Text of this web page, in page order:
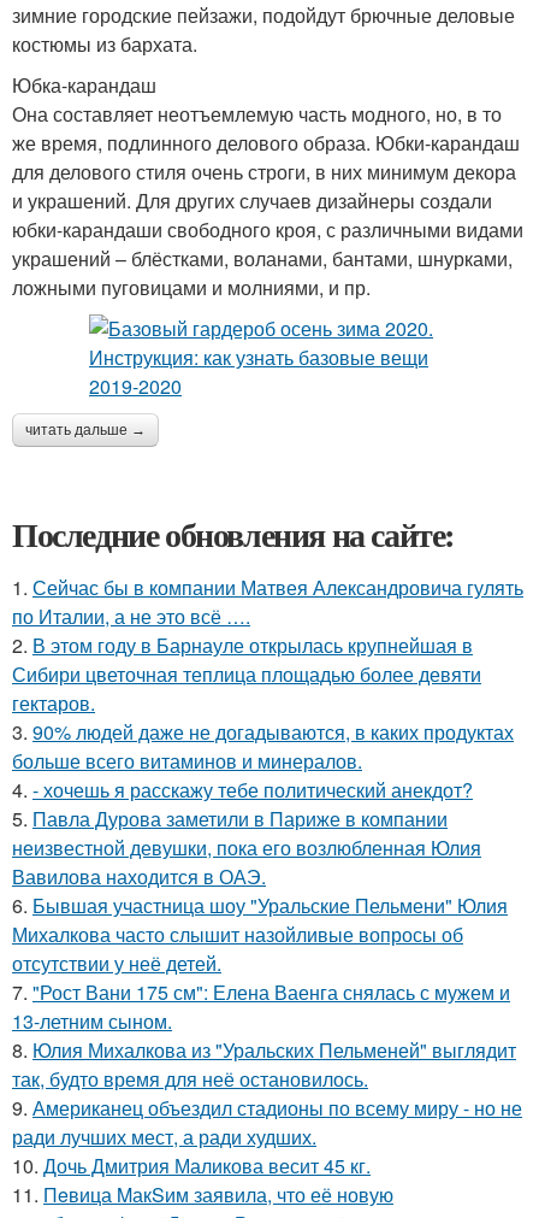
зимние городские пейзажи, подойдут брючные деловые
костюмы из бархата.
Юбка-карандаш
Она составляет неотъемлемую часть модного, но, в то
же время, подлинного делового образа. Юбки-карандаш
для делового стиля очень строги, в них минимум декора
и украшений. Для других случаев дизайнеры создали
юбки-карандаши свободного кроя, с различными видами
украшений – блёстками, воланами, бантами, шнурками,
ложными пуговицами и молниями, и пр.
читать дальше →
Последние обновления на сайте:
1. Сейчас бы в компании Матвея Александровича гулять
по Италии, а не это всё ….
2. В этом году в Барнауле открылась крупнейшая в
Сибири цветочная теплица площадью более девяти
гектаров.
3. 90% людей даже не догадываются, в каких продуктах
больше всего витаминов и минералов.
4. - хочешь я расскажу тебе политический анекдот?
5. Павла Дурова заметили в Париже в компании
неизвестной девушки, пока его возлюбленная Юлия
Вавилова находится в ОАЭ.
6. Бывшая участница шоу "Уральские Пельмени" Юлия
Михалкова часто слышит назойливые вопросы об
отсутствии у неё детей.
7. "Рост Вани 175 см": Елена Ваенга снялась с мужем и
13-летним сыном.
8. Юлия Михалкова из "Уральских Пельменей" выглядит
так, будто время для неё остановилось.
9. Американец объездил стадионы по всему миру - но не
ради лучших мест, а ради худших.
10. Дочь Дмитрия Маликова весит 45 кг.
11. Пeвица MакSим заявила, что её новую